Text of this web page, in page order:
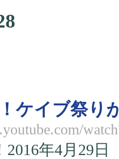
ケイブ祭り
2016年4月29